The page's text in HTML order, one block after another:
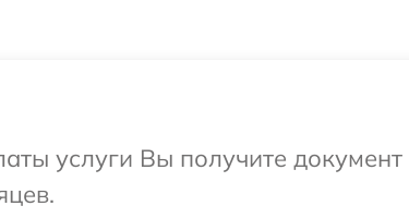
услуги Вы получите